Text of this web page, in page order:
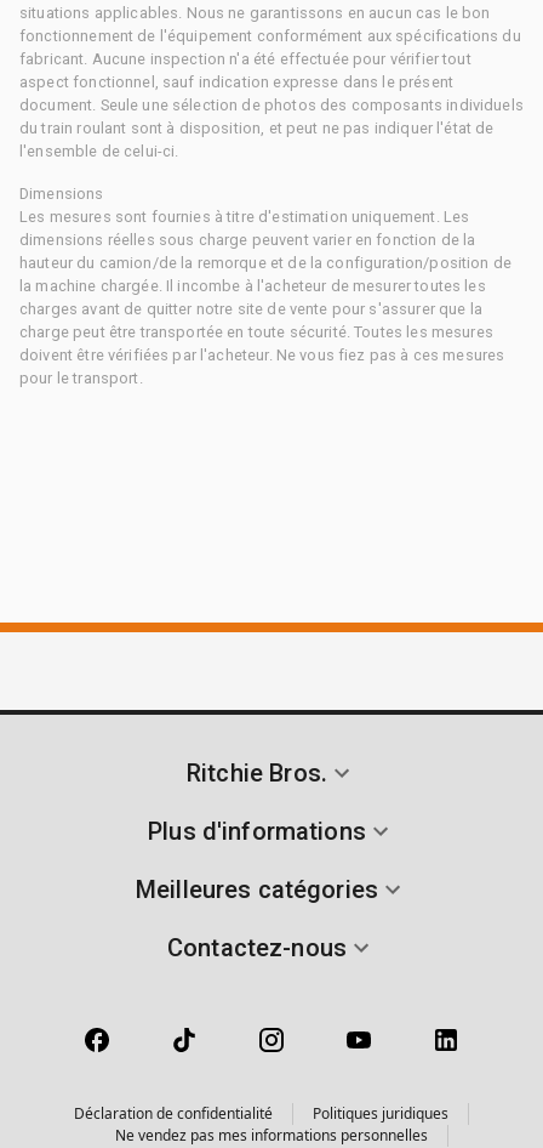
situations applicables. Nous ne garantissons en aucun cas le bon
fonctionnement de l'équipement conformément aux spécifications du
fabricant. Aucune inspection n'a été effectuée pour vérifier tout
aspect fonctionnel, sauf indication expresse dans le présent
document. Seule une sélection de photos des composants individuels
du train roulant sont à disposition, et peut ne pas indiquer l'état de
l'ensemble de celui-ci.
Dimensions
Les mesures sont fournies à titre d'estimation uniquement. Les
dimensions réelles sous charge peuvent varier en fonction de la
hauteur du camion/de la remorque et de la configuration/position de
la machine chargée. Il incombe à l'acheteur de mesurer toutes les
charges avant de quitter notre site de vente pour s'assurer que la
charge peut être transportée en toute sécurité. Toutes les mesures
doivent être vérifiées par l'acheteur. Ne vous fiez pas à ces mesures
pour le transport.
Ritchie Bros.
Plus d'informations
Meilleures catégories
Contactez-nous
Déclaration de confidentialité
Politiques juridiques
Ne vendez pas mes informations personnelles